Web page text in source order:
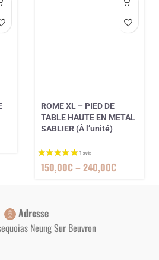
ROME XL – PIED DE
TABLE HAUTE EN METAL
SABLIER (À l’unité)
150,00€–240,00€
Adresse
Neung Sur Beuvron